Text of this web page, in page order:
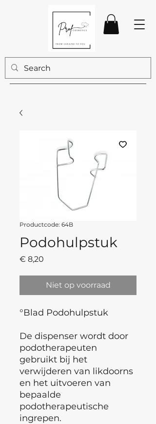
Productcode: 64B
Podohulpstuk
€ 8,20
Niet op voorraad
°Blad Podohulpstuk
De dispenser wordt door
podotherapeuten
gebruikt bij het
verwijderen van likdoorns
en het uitvoeren van
bepaalde
podotherapeutische
ingrepen.